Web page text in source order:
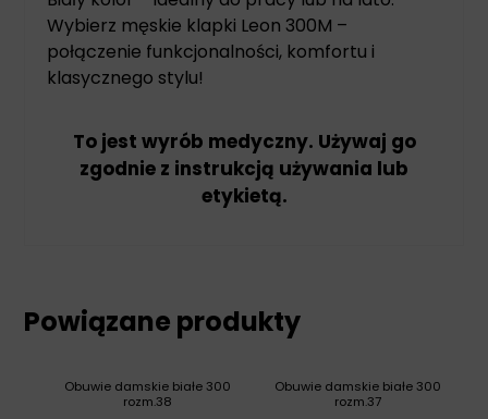
Wybierz męskie klapki Leon 300M –
połączenie funkcjonalności, komfortu i
klasycznego stylu!
To jest wyrób medyczny. Używaj go
zgodnie z instrukcją używania lub
etykietą.
Powiązane produkty
Obuwie damskie białe 300
rozm.37
Obuwie damskie białe 300
rozm.38